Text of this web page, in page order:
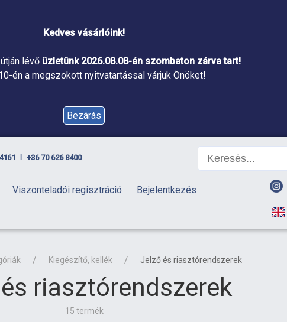
Kedves vásárlóink!
lévő üzletünk 2026.08.08-án szombaton zárva tart!
én a megszokott nyitvatartással várjuk Önöket!
Bezárás
+36 70 626 8400
Viszonteladói regisztráció Bejelentkezés
Kiegészítő, kellék Jelző és riasztórendszerek
riasztórendszerek
15 termék